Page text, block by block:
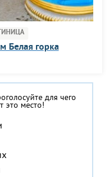
Белая горка
для чего
это место!